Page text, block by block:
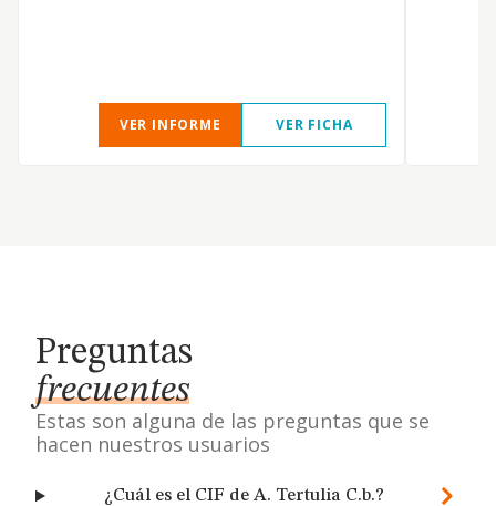
VER INFORME VER FICHA
Preguntas
frecuentes
Estas son alguna de las preguntas que se
hacen nuestros usuarios
¿Cuál es el CIF de A. Tertulia C.b.?